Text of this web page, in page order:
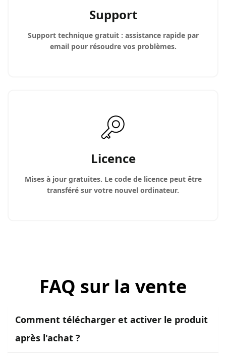
Support
Support technique gratuit : assistance rapide par
email pour résoudre vos problèmes.
Licence
Mises à jour gratuites. Le code de licence peut être
transféré sur votre nouvel ordinateur.
FAQ sur la vente
Comment télécharger et activer le produit
après l'achat ?